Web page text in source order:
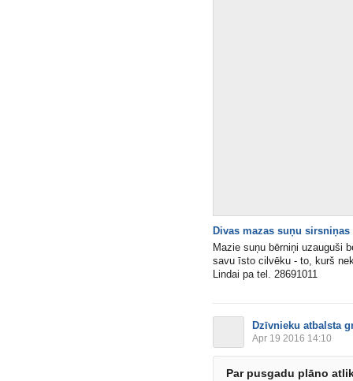
Divas mazas suņu
Mazie suņu bērniņi uzauguši
savu īsto cilvēku - to, kurš
Lindai pa tel. 28691011
Dzīvnieku atbalsta
Apr 19 2016 14:10
Par pusgadu plāno